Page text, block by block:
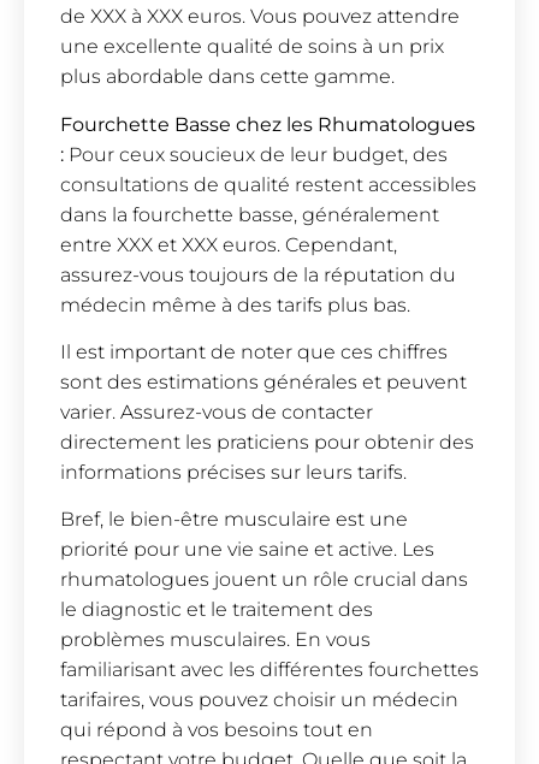
de XXX à XXX euros. Vous pouvez attendre
une excellente qualité de soins à un prix
plus abordable dans cette gamme.
Fourchette Basse chez les Rhumatologues
: Pour ceux soucieux de leur budget, des
consultations de qualité restent accessibles
dans la fourchette basse, généralement
entre XXX et XXX euros. Cependant,
assurez-vous toujours de la réputation du
médecin même à des tarifs plus bas.
Il est important de noter que ces chiffres
sont des estimations générales et peuvent
varier. Assurez-vous de contacter
directement les praticiens pour obtenir des
informations précises sur leurs tarifs.
Bref, le bien-être musculaire est une
priorité pour une vie saine et active. Les
rhumatologues jouent un rôle crucial dans
le diagnostic et le traitement des
problèmes musculaires. En vous
familiarisant avec les différentes fourchettes
tarifaires, vous pouvez choisir un médecin
qui répond à vos besoins tout en